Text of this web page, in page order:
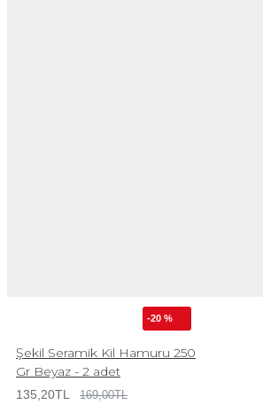
-20 %
Şekil Seramik Kil Hamuru 250
Gr Beyaz - 2 adet
135,20TL 169,00TL